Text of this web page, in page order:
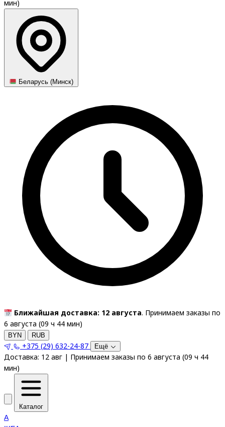
мин)
Беларусь (Минск)
Ближайшая доставка: 12 августа. Принимаем заказы по
6 августа (09 ч 44 мин)
BYN RUB
+375 (29) 632-24-87 Ещё
Доставка: 12 авг | Принимаем заказы по 6 августа (09 ч 44
мин)
Каталог
A